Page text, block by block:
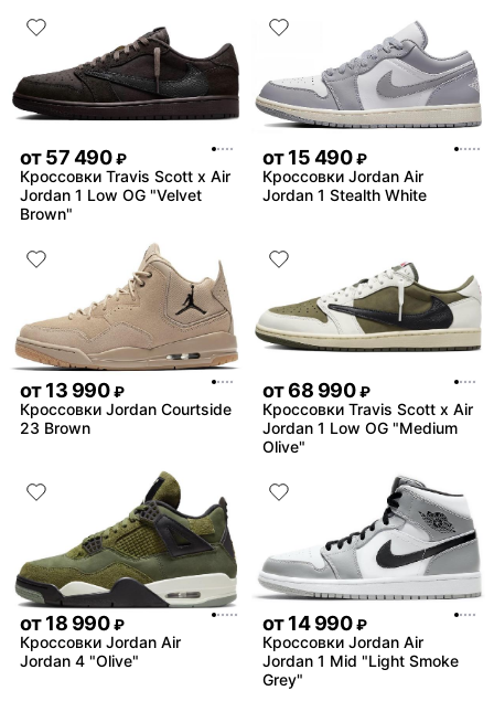
от57 490 ₽
Кроссовки Travis Scott x Air
Jordan 1 Low OG "Velvet
Brown"
от15 490 ₽
Кроссовки Jordan Air
Jordan 1 Stealth White
от13 990 ₽
Кроссовки Jordan Courtside
23 Brown
от68 990 ₽
Кроссовки Travis Scott x Air
Jordan 1 Low OG "Medium
Olive"
от18 990 ₽
Кроссовки Jordan Air
Jordan 4 "Olive"
от14 990 ₽
Кроссовки Jordan Air
Jordan 1 Mid "Light Smoke
Grey"